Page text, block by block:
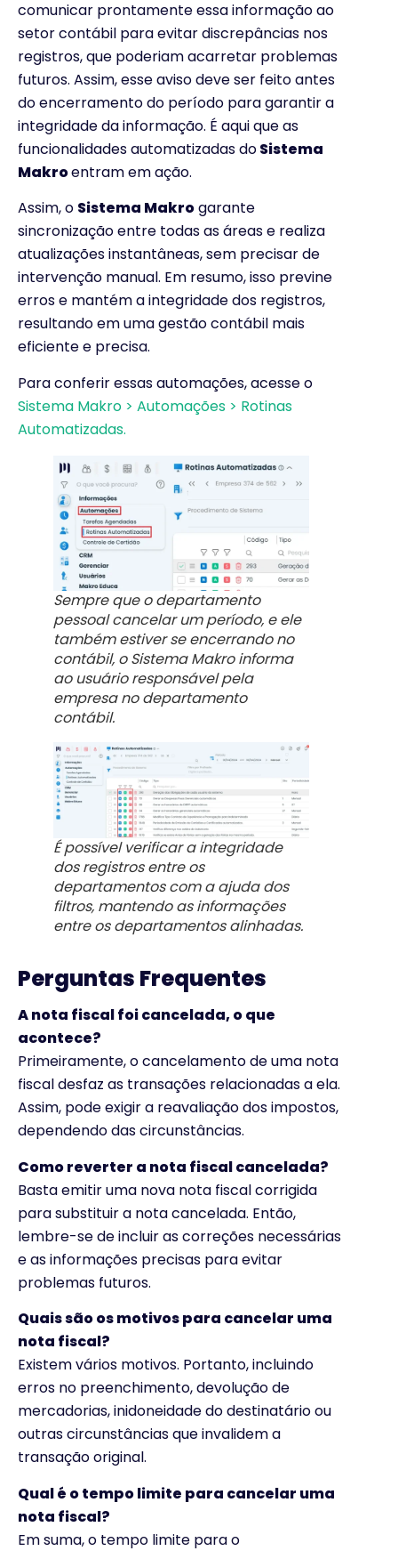
comunicar prontamente essa informação ao
setor contábil para evitar discrepâncias nos
registros, que poderiam acarretar problemas
futuros. Assim, esse aviso deve ser feito antes
do encerramento do período para garantir a
integridade da informação. É aqui que as
funcionalidades automatizadas doSistema
Makroentram em ação.
Assim, o Sistema Makrogarante
sincronização entre todas as áreas e realiza
atualizações instantâneas, sem precisar de
intervenção manual. Em resumo, isso previne
erros e mantém a integridade dos registros,
resultando em uma gestão contábil mais
eficiente e precisa.
Para conferir essas automações, acesse o
Sistema Makro > Automações > Rotinas
Automatizadas.
Sempre que o departamento
pessoal cancelar um período, e ele
também estiver se encerrando no
contábil, o Sistema Makro informa
ao usuário responsável pela
empresa no departamento
contábil.
É possível verificar a integridade
dos registros entre os
departamentos com a ajuda dos
filtros, mantendo as informações
entre os departamentos alinhadas.
Perguntas Frequentes
A nota fiscal foi cancelada, o que
acontece?
Primeiramente, o cancelamento de uma nota
fiscal desfaz as transações relacionadas a ela.
Assim, pode exigir a reavaliação dos impostos,
dependendo das circunstâncias.
Como reverter a nota fiscal cancelada?
Basta emitir uma nova nota fiscal corrigida
para substituir a nota cancelada. Então,
lembre-se de incluir as correções necessárias
e as informações precisas para evitar
problemas futuros.
Quais são os motivos para cancelar uma
nota fiscal?
Existem vários motivos. Portanto, incluindo
erros no preenchimento, devolução de
mercadorias, inidoneidade do destinatário ou
outras circunstâncias que invalidem a
transação original.
Qual é o tempo limite para cancelar uma
nota fiscal?
Em suma, o tempo limite para o